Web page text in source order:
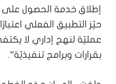
إطلاق خدمة الحصول على
عمليّة لنهج إداري لا
بقرارات وبرامج تنفيذيّة”.